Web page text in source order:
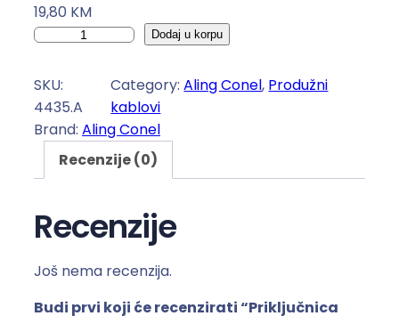
19,80 KM
P
i
k
l
n
a
t
Dodaj u korpu
SKU:
4435.A
Category:Aling Conel, Produžni
kablovi
Brand: Aling Conel
Recenzije (0)
Recenzije
Još nema recenzija.
Budi prvi koji će recenzirati “Priključnica